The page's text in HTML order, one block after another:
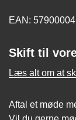
EAN:
Skift til
Læs alt om at
Aftal et møde